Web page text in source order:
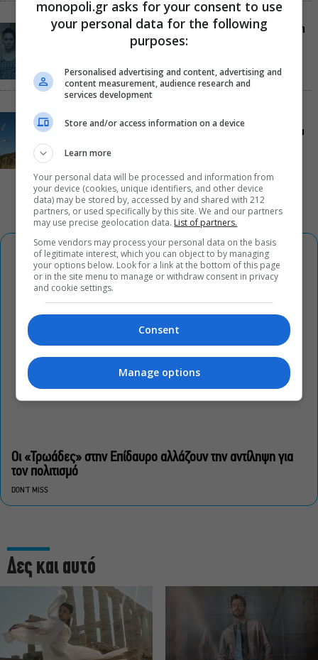
«Θάλασσα από γυαλί»: Παγκόσμια πρεμιέρα για τη
νέα ταινία του Αλέξη Αλεξίου
«Δυο μαύρα πουκάμισα»: Το πρώτο trailer της
νέας, πολυαναμενόμενης δραματικής σειράς του
Οι «Τρωάδες» στην Επίδαυρο αλλάζουν την αντίληψη για
τον πολιτισμό
DON'T MISS
Δες και αυτό
monopoli.gr asks for your consent to use
your personal data for the following
purposes:
Personalised advertising and content, advertising and
content measurement, audience research and
services development
Store and/or access information on a device
Learn more
Your personal data will be processed and information from
your device (cookies, unique identifiers, and other device
data) may be stored by, accessed by and shared with 212
partners, or used specifically by this site. We and our partners
may use precise geolocation data. List of partners.
Some vendors may process your personal data on the basis
of legitimate interest, which you can object to by managing
your options below. Look for a link at the bottom of this page
or in the site menu to manage or withdraw consent in privacy
and cookie settings.
Consent
Manage options